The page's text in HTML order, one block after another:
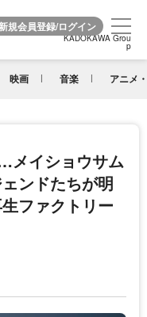
KADOKAWA Grou
p
映画 音楽 アニメ
KADOKAWA Grou
p
メイショウサム
ンドたちが明
ファクトリー